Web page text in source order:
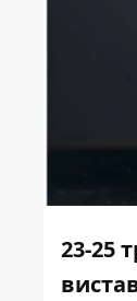
23-25